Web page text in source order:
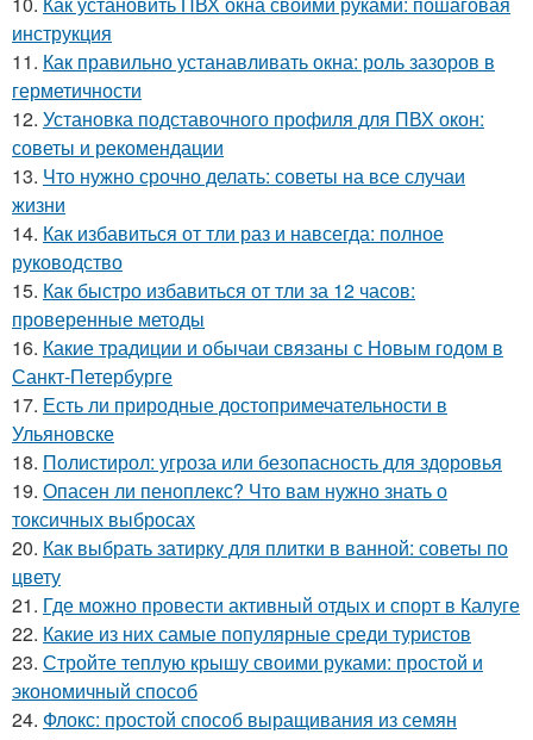
инструкция
11. Как правильно устанавливать окна: роль зазоров в
герметичности
12. Установка подставочного профиля для ПВХ окон:
советы и рекомендации
13. Что нужно срочно делать: советы на все случаи
жизни
14. Как избавиться от тли раз и навсегда: полное
руководство
15. Как быстро избавиться от тли за 12 часов:
проверенные методы
16. Какие традиции и обычаи связаны с Новым годом в
Санкт-Петербурге
17. Есть ли природные достопримечательности в
Ульяновске
18. Полистирол: угроза или безопасность для здоровья
19. Опасен ли пеноплекс? Что вам нужно знать о
токсичных выбросах
20. Как выбрать затирку для плитки в ванной: советы по
цвету
21. Где можно провести активный отдых и спорт в Калуге
22. Какие из них самые популярные среди туристов
23. Стройте теплую крышу своими руками: простой и
экономичный способ
24. Флокс: простой способ выращивания из семян